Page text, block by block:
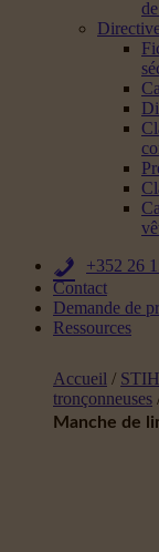
+352 26
Contact
Demande de
Ressources
Accueil /
tronçonneuses
Manche de